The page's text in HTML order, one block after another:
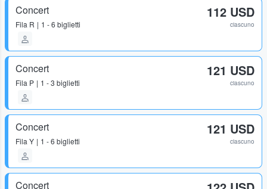
Concert
Fila R 1 - 6 biglietti
112 USD
ciascuno
Concert
Fila P 1 - 3 biglietti
121 USD
ciascuno
Concert
Fila Y 1 - 6 biglietti
121 USD
ciascuno
Concert